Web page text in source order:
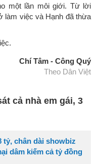
một lần môi giới. Từ lời
làm việc và Hạnh đã thừa
Chí Tâm - Công Quý
Theo Dân Việt
cả nhà em gái, 3
tỷ, chân dài showbiz
dâm kiếm cả tỷ đồng